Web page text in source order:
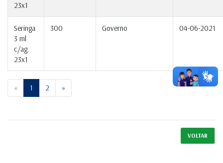
23x1
Seringa
3 ml
c/ag.
23x1
300 Governo 04-06-2021
« Previous
1 2 »
VOLTAR